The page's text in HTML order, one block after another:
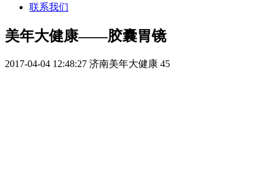
联系我们
美年大健康——胶囊胃镜
2017-04-04 12:48:27 济南美年大健康 45